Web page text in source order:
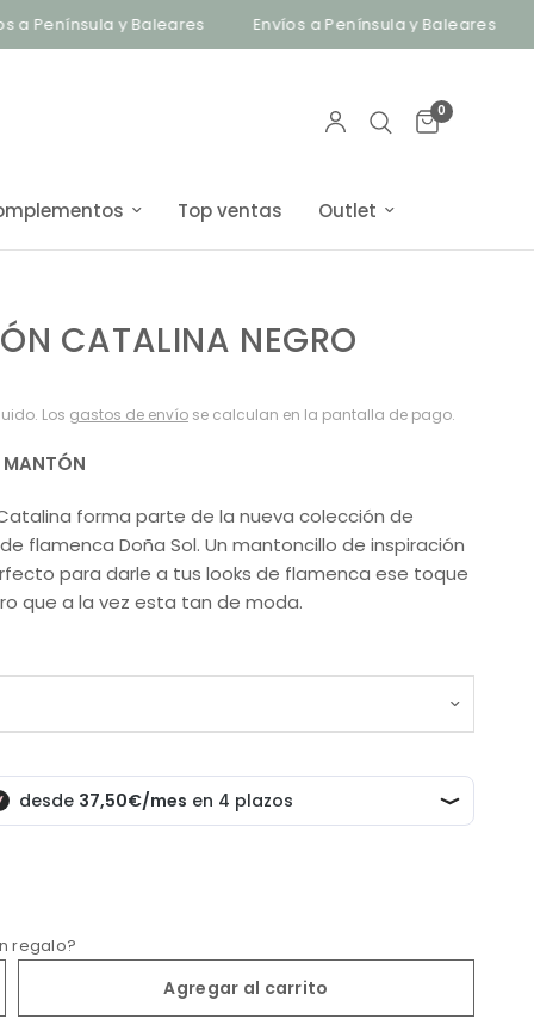
y Baleares Envíos a Península y Baleares
0
Top ventas Outlet
CATALINA NEGRO
Los gastos de envío se calculan en la pantalla de pago.
MANTÓN
forma parte de la nueva colección de
flamenca Doña Sol. Un mantoncillo de inspiración
para darle a tus looks de flamenca ese toque
que a la vez esta tan de moda.
regalo?
Agregar al carrito